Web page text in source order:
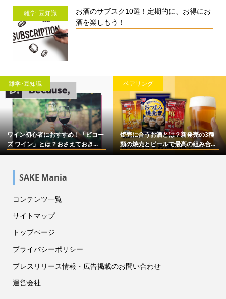
雑学･豆知識
お酒のサブスク10選！定期的に、お得にお
酒を楽しもう！
雑学･豆知識
ワイン初心者におすすめ！「ビコー
ズ ワイン」とは？おさえておき...
ペアリング
焼売に合うお酒とは？新発売の3種
類の焼売とビールで最高の組み合...
SAKE Mania
コンテンツ一覧
サイトマップ
トップページ
プライバシーポリシー
プレスリリース情報・広告掲載のお問い合わせ
運営会社